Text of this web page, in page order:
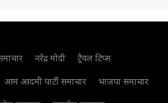
नरेंद्र मोदी
ट्रैवल टिप्स
आम आदमी पार्टी समाचार
भाजपा समाचार